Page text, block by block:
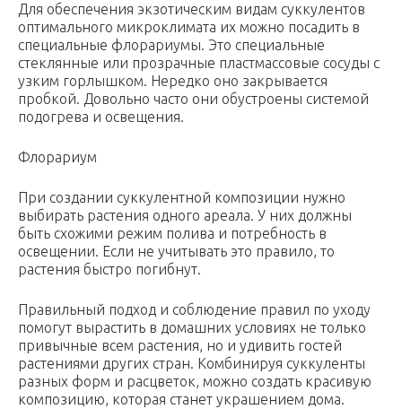
Для обеспечения экзотическим видам суккулентов
оптимального микроклимата их можно посадить в
специальные флорариумы. Это специальные
стеклянные или прозрачные пластмассовые сосуды с
узким горлышком. Нередко оно закрывается
пробкой. Довольно часто они обустроены системой
подогрева и освещения.
Флорариум
При создании суккулентной композиции нужно
выбирать растения одного ареала. У них должны
быть схожими режим полива и потребность в
освещении. Если не учитывать это правило, то
растения быстро погибнут.
Правильный подход и соблюдение правил по уходу
помогут вырастить в домашних условиях не только
привычные всем растения, но и удивить гостей
растениями других стран. Комбинируя суккуленты
разных форм и расцветок, можно создать красивую
композицию, которая станет украшением дома.